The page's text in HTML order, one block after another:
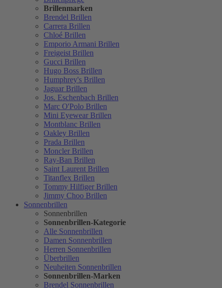
Brillenmarken
Brendel Brillen
Carrera Brillen
Chloé Brillen
Emporio Armani Brillen
Freigeist Brillen
Gucci Brillen
Hugo Boss Brillen
Humphrey's Brillen
Jaguar Brillen
Jos. Eschenbach Brillen
Marc O'Polo Brillen
Mini Eyewear Brillen
Montblanc Brillen
Oakley Brillen
Prada Brillen
Moncler Brillen
Ray-Ban Brillen
Saint Laurent Brillen
Titanflex Brillen
Tommy Hilfiger Brillen
Jimmy Choo Brillen
Sonnenbrillen
Sonnenbrillen
Sonnenbrillen-Kategorie
Alle Sonnenbrillen
Damen Sonnenbrillen
Herren Sonnenbrillen
Überbrillen
Neuheiten Sonnenbrillen
Sonnenbrillen-Marken
Brendel Sonnenbrillen